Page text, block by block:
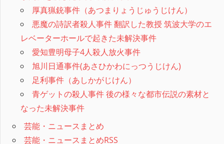
厚真猟銃事件（あつまりょうじゅうじけん）
悪魔の詩訳者殺人事件 翻訳した教授 筑波大学のエ
レベーターホールで起きた未解決事件
愛知豊明母子4人殺人放火事件
旭川日通事件(あさひかわにっつうじけん)
足利事件（あしかがじけん）
青ゲットの殺人事件 後の様々な都市伝説の素材と
なった未解決事件
芸能・ニュースまとめ
芸能・ニュースまとめRSS